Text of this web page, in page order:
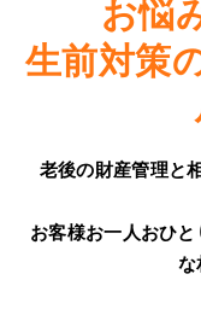
死後の手続き
セミナー開催情報
ご利用の流れ
無料相談のご案内
料金表
ともえみニュース
代表ブログ
ともえみについて
事務所概要/アク
お悩
生前対策
老後の財産管理と
お客様お一人おひ
な